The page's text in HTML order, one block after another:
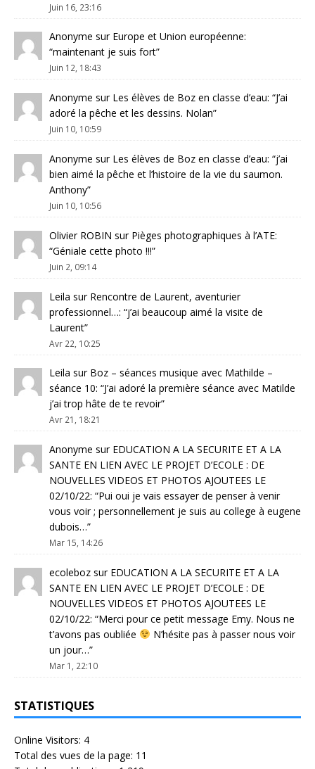
Juin 16, 23:16
Anonyme sur Europe et Union européenne:
“maintenant je suis fort”
Juin 12, 18:43
Anonyme sur Les élèves de Boz en classe d’eau: “J’ai
adoré la pêche et les dessins. Nolan”
Juin 10, 10:59
Anonyme sur Les élèves de Boz en classe d’eau: “j’ai
bien aimé la pêche et l’histoire de la vie du saumon.
Anthony”
Juin 10, 10:56
Olivier ROBIN sur Pièges photographiques à l’ATE:
“Géniale cette photo !!!”
Juin 2, 09:14
Leila sur Rencontre de Laurent, aventurier
professionnel…: “j’ai beaucoup aimé la visite de
Laurent”
Avr 22, 10:25
Leila sur Boz – séances musique avec Mathilde –
séance 10: “J’ai adoré la première séance avec Matilde
j’ai trop hâte de te revoir”
Avr 21, 18:21
Anonyme sur EDUCATION A LA SECURITE ET A LA
SANTE EN LIEN AVEC LE PROJET D’ECOLE : DE
NOUVELLES VIDEOS ET PHOTOS AJOUTEES LE
02/10/22: “Pui oui je vais essayer de penser à venir
vous voir ; personnellement je suis au college à eugene
dubois…”
Mar 15, 14:26
ecoleboz sur EDUCATION A LA SECURITE ET A LA
SANTE EN LIEN AVEC LE PROJET D’ECOLE : DE
NOUVELLES VIDEOS ET PHOTOS AJOUTEES LE
02/10/22: “Merci pour ce petit message Emy. Nous ne
t’avons pas oubliée
N’hésite pas à passer nous voir
un jour…”
Mar 1, 22:10
STATISTIQUES
Online Visitors: 4
Total des vues de la page: 11